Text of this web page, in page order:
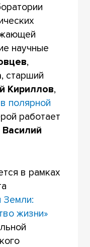
научные
,
, старший
Кириллов,
в полярной
работает
Василий
в рамках
Земли:
жизни»